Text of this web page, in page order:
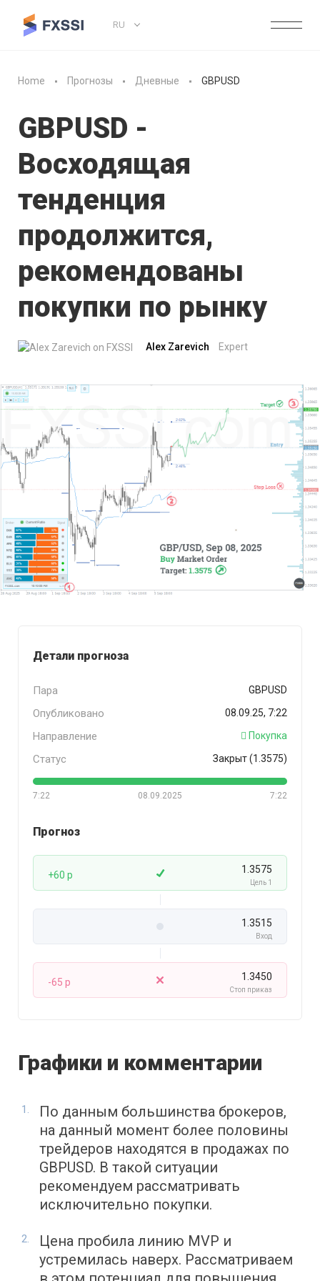
RU
Home Прогнозы Дневные GBPUSD
GBPUSD -
Восходящая
тенденция
продолжится,
рекомендованы
покупки по рынку
Alex Zarevich Expert
Детали прогноза
Пара GBPUSD
Опубликовано 08.09.25, 7:22
Направление Покупка
Статус Закрыт (1.3575)
7:22 7:22
08.09.2025
Прогноз
+60 p 1.3575
Цель 1
1.3515
Вход
-65 p 1.3450
Стоп приказ
Графики и комментарии
По данным большинства брокеров,
на данный момент более половины
трейдеров находятся в продажах по
GBPUSD. В такой ситуации
рекомендуем рассматривать
исключительно покупки.
Цена пробила линию MVP и
устремилась наверх. Рассматриваем